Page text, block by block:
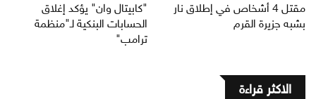
مقتل 4 أشخاص في إطلاق نار
بشبه جزيرة القرم
"كابيتال وان" يؤكد إغلاق
الحسابات البنكية لـ"منظمة
ترامب"
الاكثر قراءة